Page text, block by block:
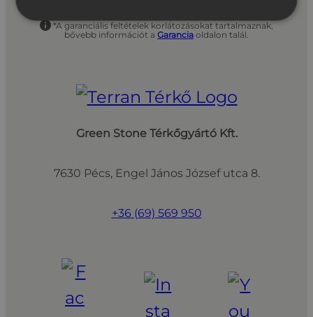
*A garanciális feltételek korlátozásokat tartalmaznak,
bővebb információt a Garancia oldalon talál.
Green Stone Térkőgyártó Kft.
7630 Pécs, Engel János József utca 8.
+36 (69) 569 950